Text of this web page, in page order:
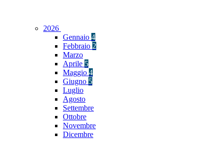
2026
Gennaio 4
Febbraio 2
Marzo
Aprile 5
Maggio 4
Giugno 5
Luglio
Agosto
Settembre
Ottobre
Novembre
Dicembre